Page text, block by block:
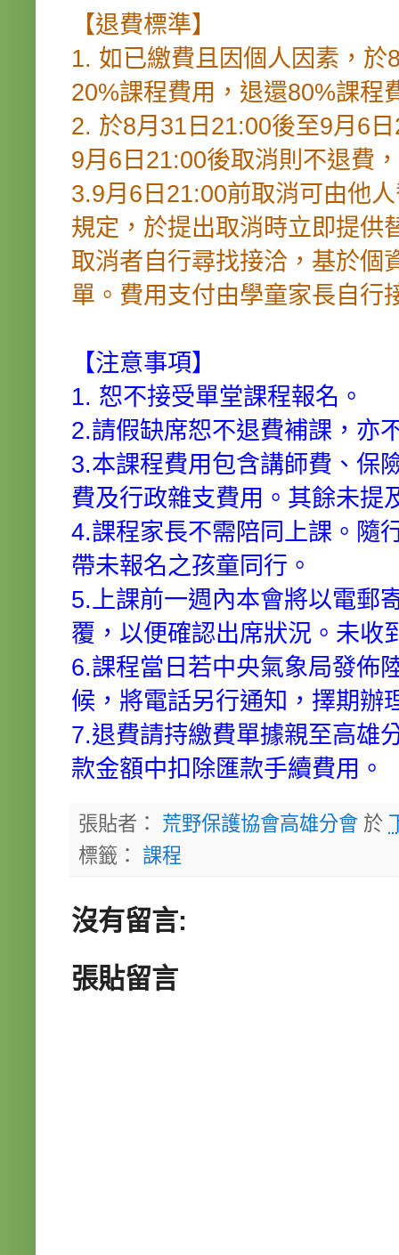
【退費標準】
1. 如已繳費且因個人因素，
20%課程費用，退還80%課程
2. 於8月31日21:00後至9月6
9月6日21:00後取消則不退費
3.9月6日21:00前取消可由他
規定，於提出取消時立即提供
取消者自行尋找接洽，基於個
單。費用支付由學童家長自行
【注意事項】
1. 恕不接受單堂課程報名。
2.請假缺席恕不退費補課，亦
3.本課程費用包含講師費、保
費及行政雜支費用。其餘未提
4.課程家長不需陪同上課。隨
帶未報名之孩童同行。
5.上課前一週內本會將以電郵
覆，以便確認出席狀況。未收
6.課程當日若中央氣象局發佈
候，將電話另行通知，擇期辦
7.退費請持繳費單據親至高雄
款金額中扣除匯款手續費用。
張貼者： 荒野保護協會高雄分會 於
標籤： 課程
沒有留言:
張貼留言